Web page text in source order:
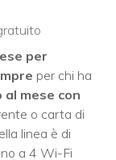
per
per chi ha
mese con
o carta di
linea è di
a 4 Wi-Fi